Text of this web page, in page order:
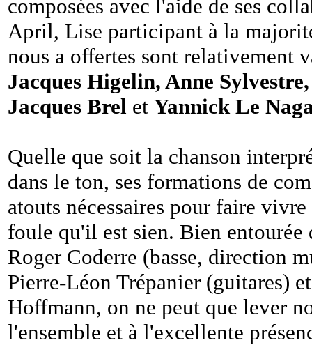
composées avec l'aide de ses
April, Lise participant à la
nous a offertes sont relativement
Jacques Higelin, Anne
Jacques Brel et Yannick Le
Quelle que soit la chanson
dans le ton, ses formations de
atouts nécessaires pour faire
foule qu'il est sien. Bien entourée
Roger Coderre (basse, direction
Pierre-Léon Trépanier (guitares)
Hoffmann, on ne peut que lever
l'ensemble et à l'excellente